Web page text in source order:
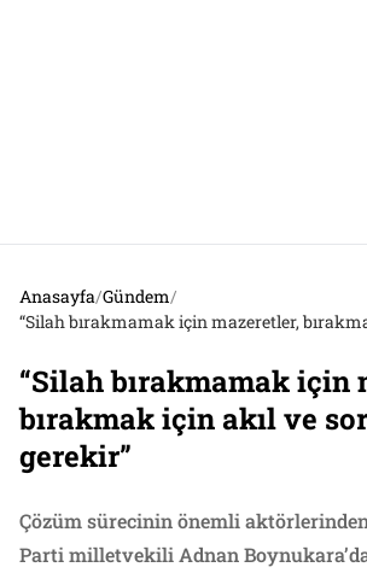
Anasayfa/Gündem/
“Silah bırakmamak için
bırakmak için akıl ve
gerekir”
Çözüm sürecinin önemli
Parti milletvekili Adnan